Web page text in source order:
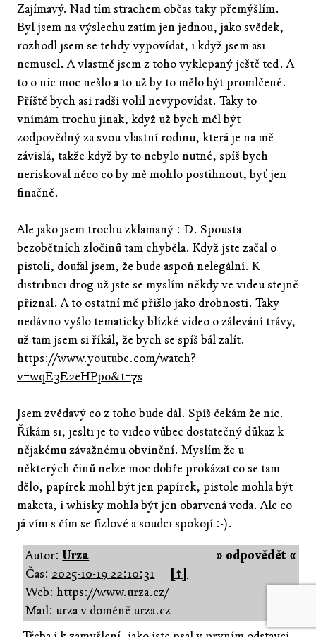
Zajímavý. Nad tím strachem občas taky přemýšlím.
Byl jsem na výslechu zatím jen jednou, jako svědek,
rozhodl jsem se tehdy vypovídat, i když jsem asi
nemusel. A vlastně jsem z toho vyklepaný ještě teď. A
to o nic moc nešlo a to už by to mělo být promlčené.
Příště bych asi radši volil nevypovídat. Taky to
vnímám trochu jinak, když už bych měl být
zodpovědný za svou vlastní rodinu, která je na mě
závislá, takže když by to nebylo nutné, spíš bych
neriskoval něco co by mě mohlo postihnout, byť jen
finačně.
Ale jako jsem trochu zklamaný :-D. Spousta
bezobětních zločinů tam chyběla. Když jste začal o
pistoli, doufal jsem, že bude aspoň nelegální. K
distribuci drog už jste se myslím někdy ve videu stejně
přiznal. A to ostatní mě přišlo jako drobnosti. Taky
nedávno vyšlo tematicky blízké video o zálevání trávy,
už tam jsem si říkál, že bych se spíš bál zalít.
https://www.youtube.com/watch?
v=wqE3E2eHPpo&t=7s
Jsem zvědavý co z toho bude dál. Spíš čekám že nic.
Říkám si, jeslti je to video vůbec dostatečný důkaz k
nějakému závažnému obvinění. Myslím že u
některých činů nelze moc dobře prokázat co se tam
dělo, papírek mohl být jen papírek, pistole mohla být
maketa, i whisky mohla být jen obarvená voda. Ale co
já vím s čím se fízlové a soudci spokojí :-).
» odpovědět «
Autor:Urza
Čas: 2025-10-19 22:10:31
[↑]
Web:https://www.urza.cz/
Mail: urza v doméně urza.cz